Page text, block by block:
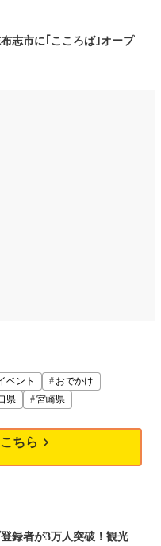
志市に｢こころば｣オープ
ベント
おでかけ
県 宮崎県
ちら
録者が3万人突破！観光